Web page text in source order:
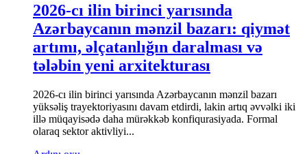
2026-cı ilin birinci yarısında
Azərbaycanın mənzil bazarı: qiymət
artımı, əlçatanlığın daralması və
tələbin yeni arxitekturası
2026-cı ilin birinci yarısında Azərbaycanın mənzil bazarı
yüksəliş trayektoriyasını davam etdirdi, lakin artıq əvvəlki iki
illə müqayisədə daha mürəkkəb konfiqurasiyada. Formal
olaraq sektor aktivliyi...